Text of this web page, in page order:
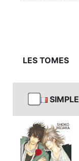
LES TOMES
SIMPLE